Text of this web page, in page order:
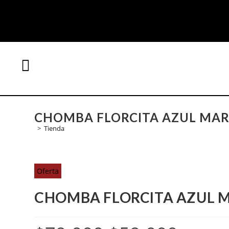
CHOMBA FLORCITA AZUL
> Tienda
Oferta
CHOMBA FLORCITA AZUL